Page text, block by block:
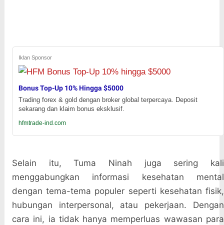
Iklan Sponsor
Bonus Top-Up 10% Hingga $5000
Trading forex & gold dengan broker global terpercaya. Deposit
sekarang dan klaim bonus eksklusif.
hfmtrade-ind.com
Selain itu, Tuma Ninah juga sering kali
menggabungkan informasi kesehatan mental
dengan tema-tema populer seperti kesehatan fisik,
hubungan interpersonal, atau pekerjaan. Dengan
cara ini, ia tidak hanya memperluas wawasan para